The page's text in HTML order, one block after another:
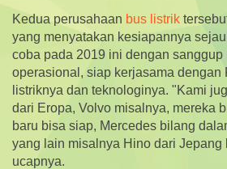
Kedua perusahaan bus listrik
yang menyatakan kesiapannya
coba pada 2019 ini dengan sanggup
operasional, siap kerjasama dengan
listriknya dan teknologinya. "Kami
dari Eropa, Volvo misalnya, mereka
baru bisa siap, Mercedes bilang
yang lain misalnya Hino dari Jepang
ucapnya.